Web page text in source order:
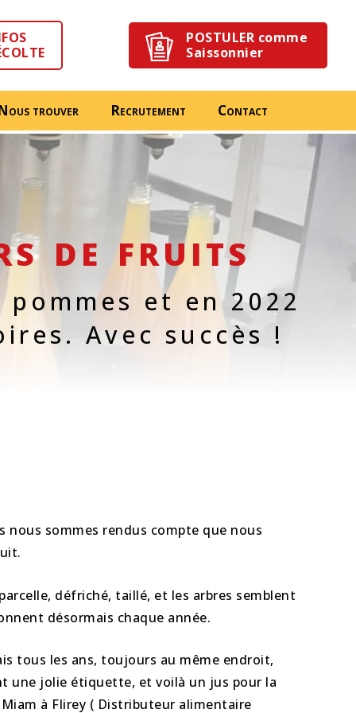
POSTULER comme
Saissonnier
trouver Recrutement Contact
de fruits
et en 2022
Avec succès !
nous sommes rendus compte que nous
défriché, taillé, et les arbres semblent
désormais chaque année.
tous les ans, toujours au même endroit,
une jolie étiquette, et voilà un jus pour la
à Flirey ( Distributeur alimentaire